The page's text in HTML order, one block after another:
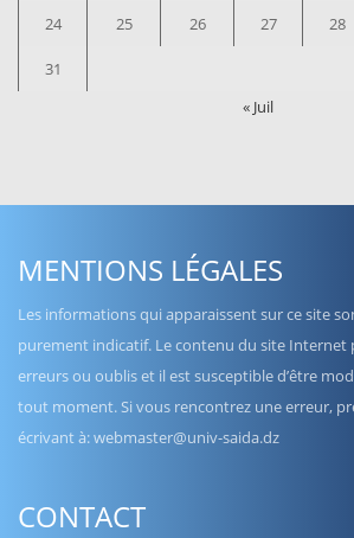
24 25 26 27 28
31
« Juil
MENTIONS LÉGALES
Les informations qui apparaissent sur ce site
purement indicatif. Le contenu du site
erreurs ou oublis et il est susceptible d’être
tout moment. Si vous rencontrez une erreur,
écrivant à: webmaster@univ-saida.dz
CONTACT